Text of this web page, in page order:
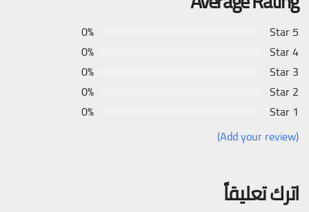
5 Star
0%
4 Star
0%
3 Star
0%
2 Star
0%
1 Star
0%
(Add your review)
اترك تعليقاً